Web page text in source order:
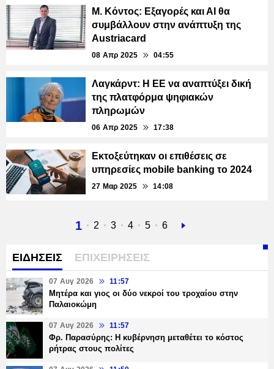
Μ. Κόντος: Εξαγορές και ΑΙ θα
συμβάλλουν στην ανάπτυξη της
Austriacard
08 Απρ 2025 04:55
Λαγκάρντ: H EE να αναπτύξει δική
της πλατφόρμα ψηφιακών
πληρωμών
06 Απρ 2025 17:38
Εκτοξεύτηκαν οι επιθέσεις σε
υπηρεσίες mobile banking το 2024
27 Μαρ 2025 14:08
Τρέχουσα
1 Σελίδα
2 Σελίδα
3 Σελίδα
4 Σελίδα
5 Σελίδα
6
Next
ΕΙΔΗΣΕΙΣ ΕΠΙΧΕΙΡΗΣΕΙΣ
07 Αυγ 2026 11:57
Μητέρα και γιος οι δύο νεκροί του τροχαίου στην
Παλαιοκώμη
07 Αυγ 2026 11:57
Φρ. Παρασύρης: Η κυβέρνηση μεταθέτει το κόστος
ρήτρας στους πολίτες